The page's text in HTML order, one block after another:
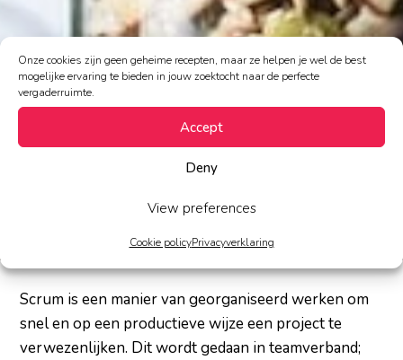
Onze cookies zijn geen geheime recepten, maar ze helpen je wel de best
mogelijke ervaring te bieden in jouw zoektocht naar de perfecte
vergaderruimte.
Accept
Deny
View preferences
Cookie policyPrivacyverklaring
WERKEN VOLGENS DE SCRUM
January 4, 2018
Scrum is een manier van georganiseerd werken om
snel en op een productieve wijze een project te
verwezenlijken. Dit wordt gedaan in teamverband;